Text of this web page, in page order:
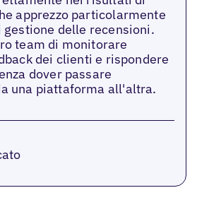
apprezzo particolarmente
delle recensioni.
team di monitorare
dei clienti e rispondere
dover passare
una piattaforma all'altra.